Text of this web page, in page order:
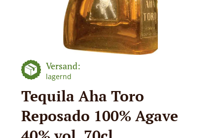
Versand:
lagernd
Tequila Aha Toro
Reposado 100% Agave